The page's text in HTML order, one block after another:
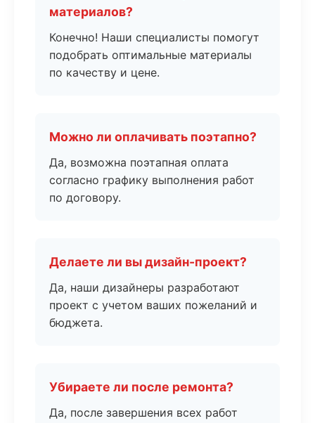
материалов?
Конечно! Наши специалисты помогут
подобрать оптимальные материалы
по качеству и цене.
Можно ли оплачивать поэтапно?
Да, возможна поэтапная оплата
согласно графику выполнения работ
по договору.
Делаете ли вы дизайн-проект?
Да, наши дизайнеры разработают
проект с учетом ваших пожеланий и
бюджета.
Убираете ли после ремонта?
Да, после завершения всех работ